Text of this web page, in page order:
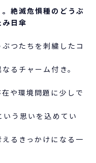
。絶滅危惧種のどうぶ
日傘
つたちを刺繍したコ
るチャーム付き。
や環境問題に少しで
う思いを込めてい
るきっかけになる一